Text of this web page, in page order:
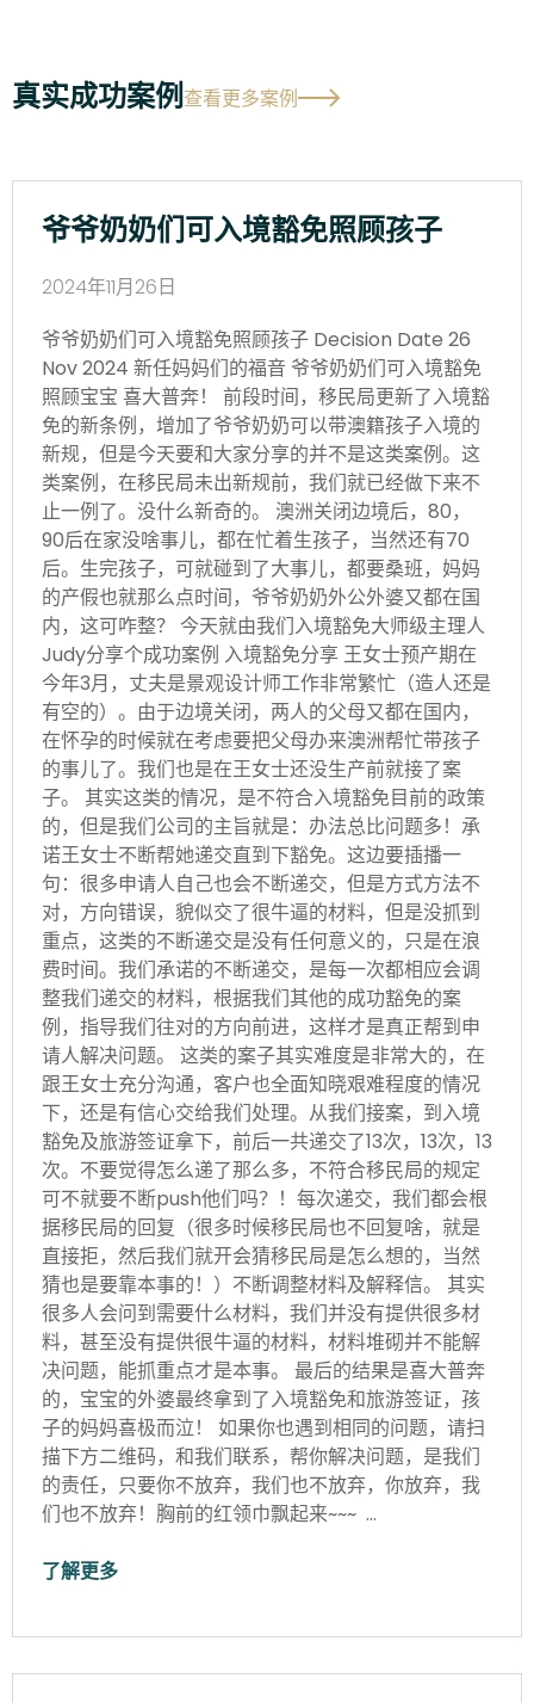
真实成功案例查看更多案例
爷爷奶奶们可入境豁免照顾孩子
2024年11月26日
爷爷奶奶们可入境豁免照顾孩子 Decision Date 26
Nov 2024 新任妈妈们的福音 爷爷奶奶们可入境豁免
照顾宝宝 喜大普奔！ 前段时间，移民局更新了入境豁
免的新条例，增加了爷爷奶奶可以带澳籍孩子入境的
新规，但是今天要和大家分享的并不是这类案例。这
类案例，在移民局未出新规前，我们就已经做下来不
止一例了。没什么新奇的。 澳洲关闭边境后，80，
90后在家没啥事儿，都在忙着生孩子，当然还有70
后。生完孩子，可就碰到了大事儿，都要桑班，妈妈
的产假也就那么点时间，爷爷奶奶外公外婆又都在国
内，这可咋整？ 今天就由我们入境豁免大师级主理人
Judy分享个成功案例 入境豁免分享 王女士预产期在
今年3月，丈夫是景观设计师工作非常繁忙（造人还是
有空的）。由于边境关闭，两人的父母又都在国内，
在怀孕的时候就在考虑要把父母办来澳洲帮忙带孩子
的事儿了。我们也是在王女士还没生产前就接了案
子。 其实这类的情况，是不符合入境豁免目前的政策
的，但是我们公司的主旨就是：办法总比问题多！承
诺王女士不断帮她递交直到下豁免。这边要插播一
句：很多申请人自己也会不断递交，但是方式方法不
对，方向错误，貌似交了很牛逼的材料，但是没抓到
重点，这类的不断递交是没有任何意义的，只是在浪
费时间。我们承诺的不断递交，是每一次都相应会调
整我们递交的材料，根据我们其他的成功豁免的案
例，指导我们往对的方向前进，这样才是真正帮到申
请人解决问题。 这类的案子其实难度是非常大的，在
跟王女士充分沟通，客户也全面知晓艰难程度的情况
下，还是有信心交给我们处理。从我们接案，到入境
豁免及旅游签证拿下，前后一共递交了13次，13次，13
次。不要觉得怎么递了那么多，不符合移民局的规定
可不就要不断push他们吗？！每次递交，我们都会根
据移民局的回复（很多时候移民局也不回复啥，就是
直接拒，然后我们就开会猜移民局是怎么想的，当然
猜也是要靠本事的！）不断调整材料及解释信。 其实
很多人会问到需要什么材料，我们并没有提供很多材
料，甚至没有提供很牛逼的材料，材料堆砌并不能解
决问题，能抓重点才是本事。 最后的结果是喜大普奔
的，宝宝的外婆最终拿到了入境豁免和旅游签证，孩
子的妈妈喜极而泣！ 如果你也遇到相同的问题，请扫
描下方二维码，和我们联系，帮你解决问题，是我们
的责任，只要你不放弃，我们也不放弃，你放弃，我
们也不放弃！胸前的红领巾飘起来~~~ …
了解更多